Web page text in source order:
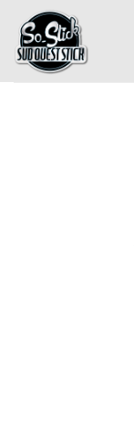
Passer
contenu